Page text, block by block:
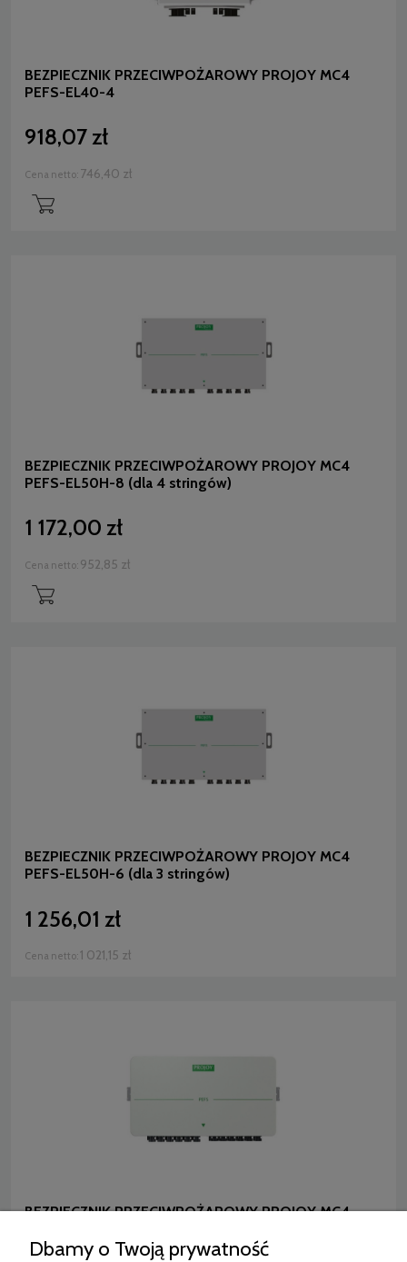
BEZPIECZNIK PRZECIWPOŻAROWY PROJOY MC4
PEFS-EL40-4
918,07 zł
Cena netto: 746,40 zł
BEZPIECZNIK PRZECIWPOŻAROWY PROJOY MC4
PEFS-EL50H-8 (dla 4 stringów)
1 172,00 zł
Cena netto: 952,85 zł
BEZPIECZNIK PRZECIWPOŻAROWY PROJOY MC4
PEFS-EL50H-6 (dla 3 stringów)
1 256,01 zł
Cena netto: 1 021,15 zł
BEZPIECZNIK PRZECIWPOŻAROWY PROJOY MC4
Dbamy o Twoją prywatność